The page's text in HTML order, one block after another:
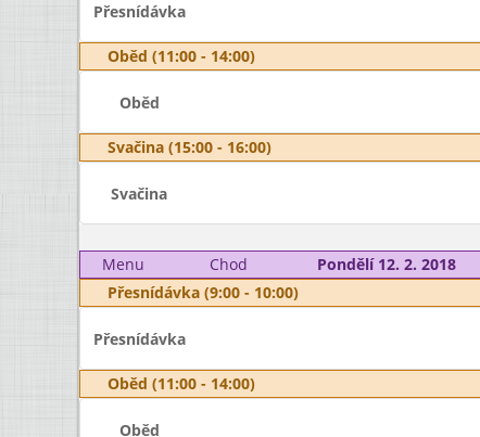
Přesnídávka
Oběd (11:00 - 14:00)
Oběd
Svačina (15:00 - 16:00)
Svačina
Menu
Chod
Pondělí 12. 2. 2018
Přesnídávka (9:00 - 10:00)
Přesnídávka
Oběd (11:00 - 14:00)
Oběd